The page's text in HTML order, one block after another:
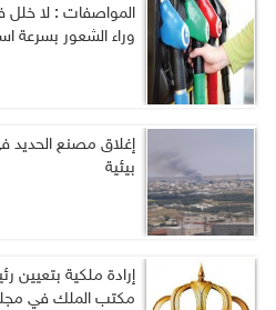
المواصفات : لا خلل
وراء الشعور بسرعة
إغلاق مصنع الحديد
بيئية
إرادة ملكية بتعيين
مكتب الملك في